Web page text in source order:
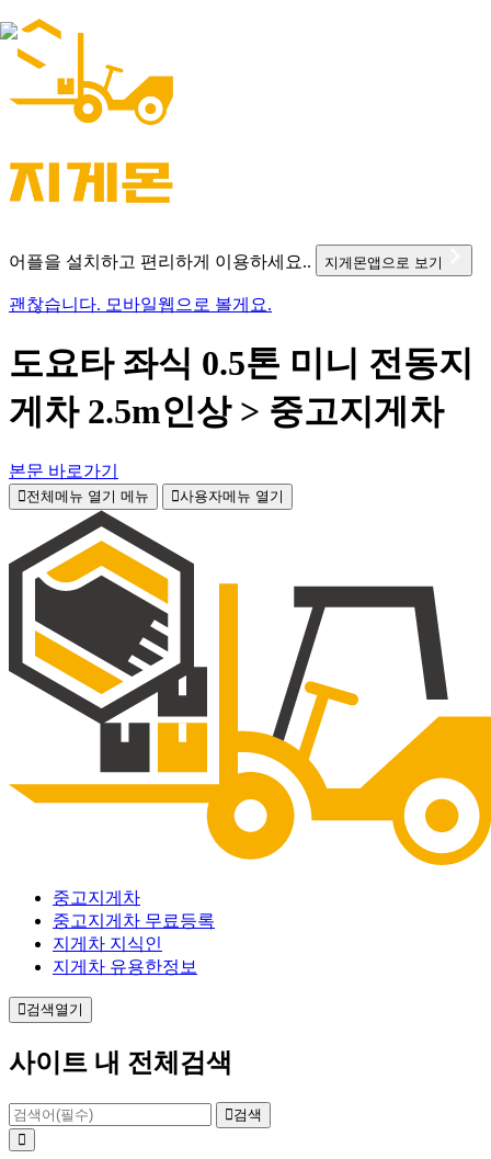
어플을 설치하고 편리하게 이용하세요.. 지게몬앱으로 보기
괜찮습니다. 모바일웹으로 볼게요.
도요타 좌식 0.5톤 미니 전동지
게차 2.5m인상 > 중고지게차
본문 바로가기
전체메뉴 열기 메뉴 사용자메뉴 열기
중고지게차
중고지게차 무료등록
지게차 지식인
지게차 유용한정보
검색열기
사이트 내 전체검색
검색